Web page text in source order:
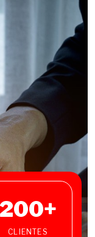
200+
CLIENTES